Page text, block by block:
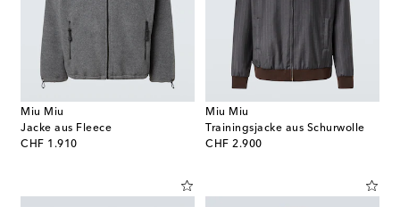
Miu Miu
Jacke aus Fleece
CHF 1.910
original price
Miu Miu
Trainingsjacke aus Schurwolle
CHF 2.900
original price